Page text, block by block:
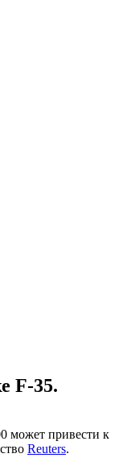
F-35.
может привести к
Reuters.